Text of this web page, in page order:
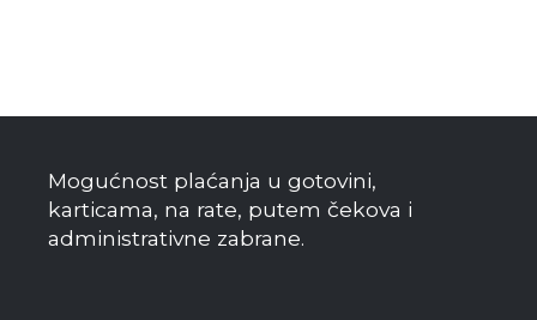
Mogućnost plaćanja u gotovini,
karticama, na rate, putem čekova i
administrativne zabrane.